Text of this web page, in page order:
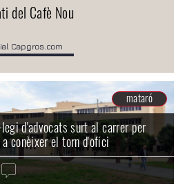
del Cafè Nou
Capgros.com
mataró
d'advocats surt al carrer per
a conèixer el torn d'ofici